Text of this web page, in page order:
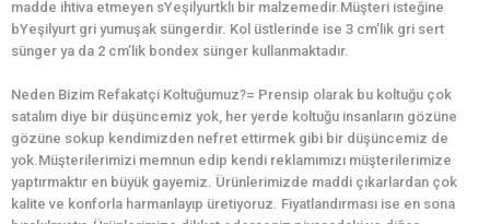
madde ihtiva etmeyen sYeşilyurtklı bir malzemedir.Müşteri isteğine
bYeşilyurt gri yumuşak süngerdir. Kol üstlerinde ise 3 cm’lik gri sert
sünger ya da 2 cm’lik bondex sünger kullanmaktadır.
Neden Bizim Refakatçi Koltuğumuz?= Prensip olarak bu koltuğu çok
satalım diye bir düşüncemiz yok, her yerde koltuğu insanların gözüne
gözüne sokup kendimizden nefret ettirmek gibi bir düşüncemiz de
yok.Müşterilerimizi memnun edip kendi reklamımızı müşterilerimize
yaptırmaktır en büyük gayemiz. Ürünlerimizde maddi çıkarlardan çok
kalite ve konforla harmanlayıp üretiyoruz. Fiyatlandırması ise en sona